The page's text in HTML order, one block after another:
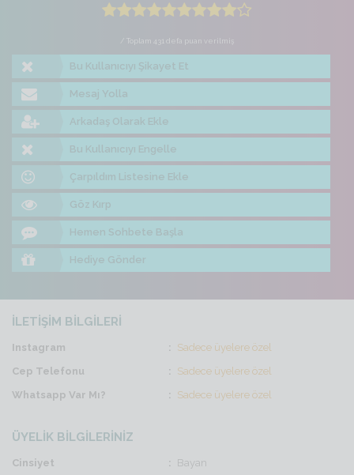
/ Toplam 431 defa puan verilmiş
Bu Kullanıcıyı Şikayet Et
Mesaj Yolla
Arkadaş Olarak Ekle
Bu Kullanıcıyı Engelle
Çarpıldım Listesine Ekle
Göz Kırp
Hemen Sohbete Başla
Hediye Gönder
İLETİŞİM BİLGİLERİ
Instagram
Sadece üyelere özel
Cep Telefonu
Sadece üyelere özel
Whatsapp Var Mı?
Sadece üyelere özel
ÜYELİK BİLGİLERİNİZ
Cinsiyet Bayan